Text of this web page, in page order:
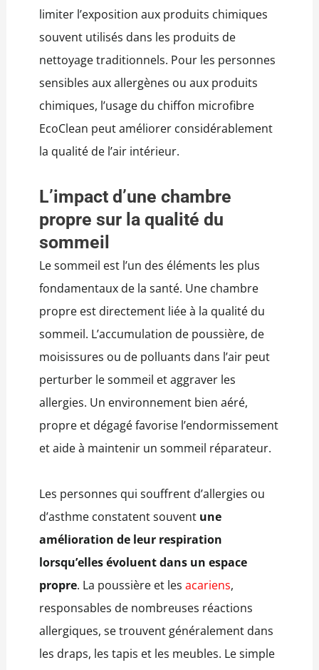
limiter l’exposition aux produits chimiques
souvent utilisés dans les produits de
nettoyage traditionnels. Pour les personnes
sensibles aux allergènes ou aux produits
chimiques, l’usage du chiffon microfibre
EcoClean peut améliorer considérablement
la qualité de l’air intérieur.
L’impact d’une chambre
propre sur la qualité du
sommeil
Le sommeil est l’un des éléments les plus
fondamentaux de la santé. Une chambre
propre est directement liée à la qualité du
sommeil. L’accumulation de poussière, de
moisissures ou de polluants dans l’air peut
perturber le sommeil et aggraver les
allergies. Un environnement bien aéré,
propre et dégagé favorise l’endormissement
et aide à maintenir un sommeil réparateur.
Les personnes qui souffrent d’allergies ou
d’asthme constatent souventune
amélioration de leur respiration
lorsqu’elles évoluent dans un espace
propre. La poussière et les acariens,
responsables de nombreuses réactions
allergiques, se trouvent généralement dans
les draps, les tapis et les meubles. Le simple